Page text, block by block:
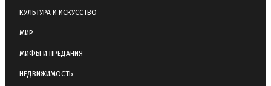
КУЛЬТУРА И ИСКУССТВО
МИР
МИФЫ И ПРЕДАНИЯ
НЕДВИЖИМОСТЬ